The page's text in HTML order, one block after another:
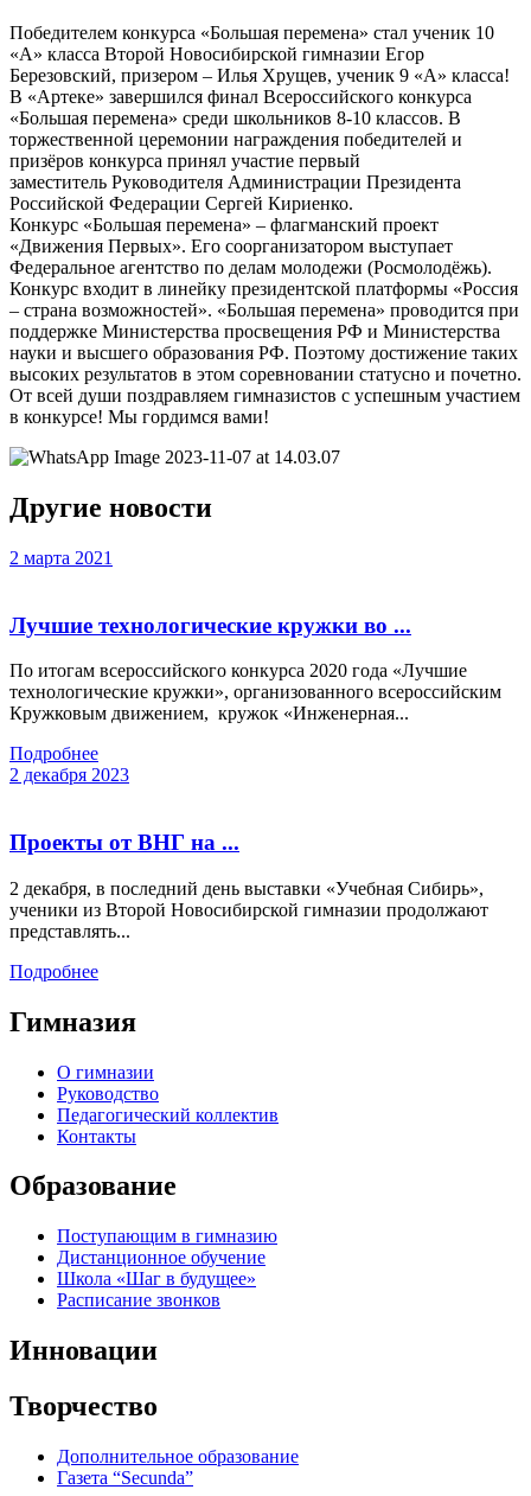
Победителем конкурса «Большая перемена» стал ученик 10
«А» класса Второй Новосибирской гимназии Егор
Березовский, призером – Илья Хрущев, ученик 9 «А» класса!
В «Артеке» завершился финал Всероссийского конкурса
«Большая перемена» среди школьников 8-10 классов. В
торжественной церемонии награждения победителей и
призёров конкурса принял участие первый
заместитель Руководителя Администрации Президента
Российской Федерации Сергей Кириенко.
Конкурс «Большая перемена» – флагманский проект
«Движения Первых». Его соорганизатором выступает
Федеральное агентство по делам молодежи (Росмолодёжь).
Конкурс входит в линейку президентской платформы «Россия
– страна возможностей». «Большая перемена» проводится при
поддержке Министерства просвещения РФ и Министерства
науки и высшего образования РФ. Поэтому достижение таких
высоких результатов в этом соревновании статусно и почетно.
От всей души поздравляем гимназистов с успешным участием
в конкурсе! Мы гордимся вами!
Другие новости
2 марта 2021
Лучшие технологические кружки во ...
По итогам всероссийского конкурса 2020 года «Лучшие
технологические кружки», организованного всероссийским
Кружковым движением, кружок «Инженерная...
Подробнее
2 декабря 2023
Проекты от ВНГ на ...
2 декабря, в последний день выставки «Учебная Сибирь»,
ученики из Второй Новосибирской гимназии продолжают
представлять...
Подробнее
Гимназия
О гимназии
Руководство
Педагогический коллектив
Контакты
Образование
Поступающим в гимназию
Дистанционное обучение
Школа «Шаг в будущее»
Расписание звонков
Инновации
Творчество
Дополнительное образование
Газета “Secunda”